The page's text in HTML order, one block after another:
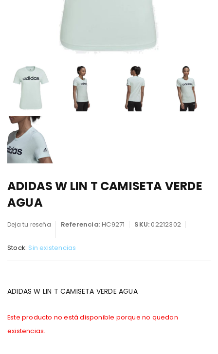
ADIDAS W LIN T CAMISETA VERDE
AGUA
Deja tu reseña Referencia:HC9271 SKU:02212302
Stock: Sin existencias
ADIDAS W LIN T CAMISETA VERDE AGUA
Este producto no está disponible porque no quedan
existencias.